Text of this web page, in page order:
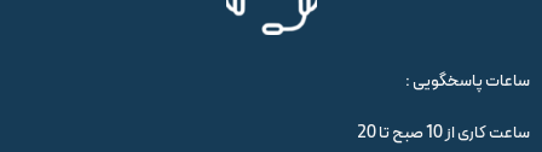
ساعات پاسخگویی :
ساعت کاری از 10 صبح تا 20